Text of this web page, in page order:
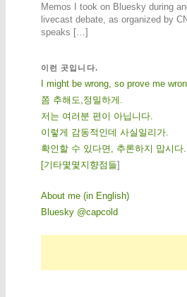
Memos I took on Bluesky during
livecast debate, as organized by
speaks […]
이런 곳입니다.
I might be wrong, so prove me
쫌 추해도,정밀하게.
저는 여러분 편이 아닙니다.
이렇게 감동적인데 사실일리가.
확인할 수 있다면, 추론하지 맙시다.
[기 타몇 몇 지 향점 들]
About me (in English)
Bluesky @capcold